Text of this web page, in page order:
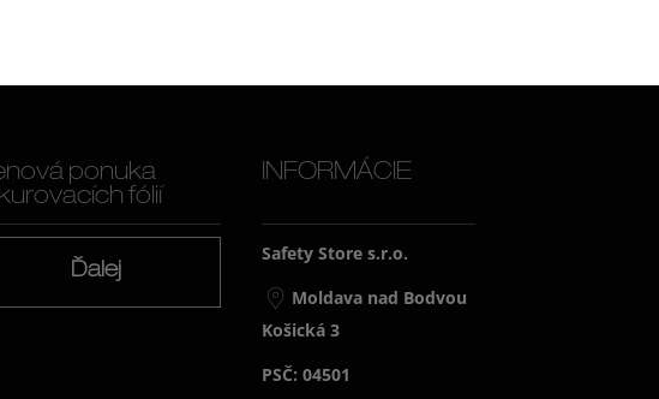
ponuka
fólií
Ďalej
INFORMÁCIE
Safety Store s.r.o.
Moldava nad Bodvou
Košická 3
PSČ: 04501